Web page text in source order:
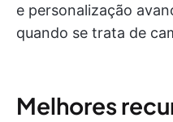
e personalização
quando se trata de
Melhores